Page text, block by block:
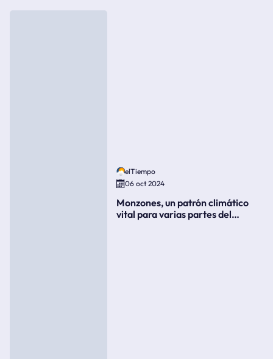
elTiempo
06 oct 2024
Monzones, un patrón climático
vital para varias partes del